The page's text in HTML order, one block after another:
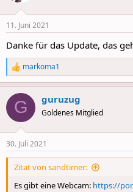
s
11. Juni 2021
Danke für das Update, das
R
e
a
c
i
s
:
markoma1
G guruzug
Goldenes Mitglied
30. Juli 2021
Zitat von sandtimer:
Es gibt eine Webcam: https://